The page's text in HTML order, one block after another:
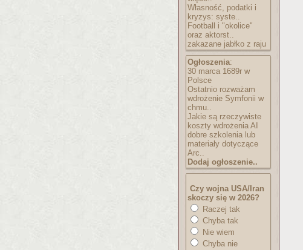
Własność, podatki i
kryzys: syste..
Football i "okolice"
oraz aktorst..
zakazane jabłko z raju
Ogłoszenia:
30 marca 1689r w
Polsce
Ostatnio rozważam
wdrożenie Symfonii w
chmu..
Jakie są rzeczywiste
koszty wdrożenia AI
dobre szkolenia lub
materiały dotyczące
Arc..
Dodaj ogłoszenie..
Czy wojna USA/Iran
skoczy się w 2026?
Raczej tak
Chyba tak
Nie wiem
Chyba nie